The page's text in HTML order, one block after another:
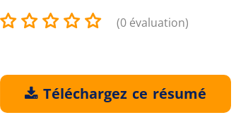
(0 évaluation)
Téléchargez ce résumé